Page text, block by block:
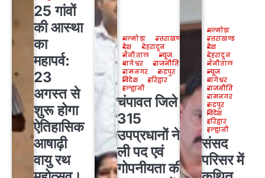
25 गांवों
की आस्था
का
महापर्व:
23
अगस्त से
शुरू होगा
ऐतिहासिक
आषाढ़ी
वायु रथ
अल्मोड़ा
उत्तराखण्ड
देश
देहरादून
नैनीताल
न्यूज
बागेश्वर
राजनीति
रामनगर
रुद्रपुर
विदेश
हरिद्वार
हल्द्वानी
चंपावत जिले के
315
उपप्रधानों ने
ली पद एवं
गोपनीयता की
अल्मोड़ा
उत्तराखण्ड
देश
देहरादून
नैनीताल
न्यूज
बागेश्वर
राजनीति
रामनगर
रुद्रपुर
विदेश
हरिद्वार
हल्द्वानी
संसद
परिसर में